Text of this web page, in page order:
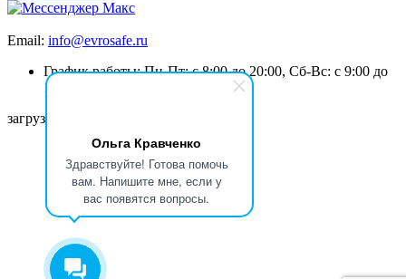
Ольга Кравченко
Здравствуйте! Готова помочь
вам. Напишите мне, если у
вас появятся вопросы.
Email: info@evrosafe.ru
График работы: Пн-Пт: с 8:00 до 20:00, Сб-Вс: с 9:00 до
19:00
загрузка карты...